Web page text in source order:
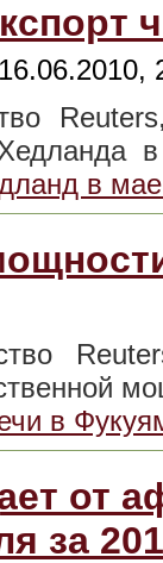
16.06.2010,
в
в
от
за